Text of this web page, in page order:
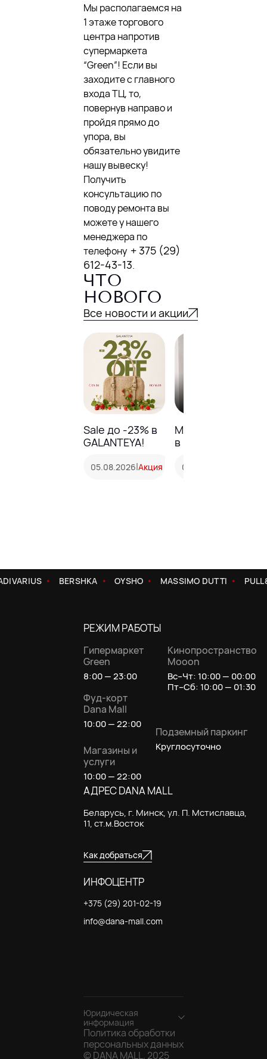
Мы располагаемся на
1 этаже торгового
центра напротив
супермаркета
“Green”! Если вы
заходите с главного
входа ТЦ, то,
повернув направо и
пройдя прямо до
упора, вы
обязательно увидите
нашу вывеску!
Получить
консультацию по
поводу ремонта вы
можете у нашего
менеджера по
телефону + 375 (29)
612-43-13.
ЧТО
НОВОГО
Все новости и акции
Sale до -23% в
GALANTEYA!
05.08.2026|Акция
Модный базар
в NELVA
05.08.2026
BERSHKA OYSHO MASSIMO DUTTI
РЕЖИМ РАБОТЫ
Гипермаркет
Green
8:00 — 23:00
Фуд-корт
Dana Mall
10:00 — 22:00
Магазины и
услуги
10:00 — 22:00
Подземный паркинг
Круглосуточно
Кинопространство
Mooon
Вс–Чт: 10:00 — 00:00
Пт–Сб: 10:00 — 01:30
АДРЕС DANA MALL
Беларусь, г. Минск, ул. П. Мстиславца,
11, ст.м.Восток
Как добраться
ИНФОЦЕНТР
+375 (29) 201-02-19
info@dana-mall.com
Юридическая
информация
Общество с
ограниченной
Политика обработки
персональных данных
© DANA MALL, 2025